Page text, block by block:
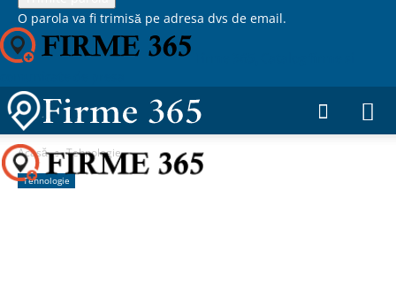
O parola va fi trimisă pe adresa dvs de email.
Acasă Tehnologie
Tehnologie